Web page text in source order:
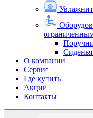
Поручни
О компании
Сервис
Где купить
Акции
Контакты